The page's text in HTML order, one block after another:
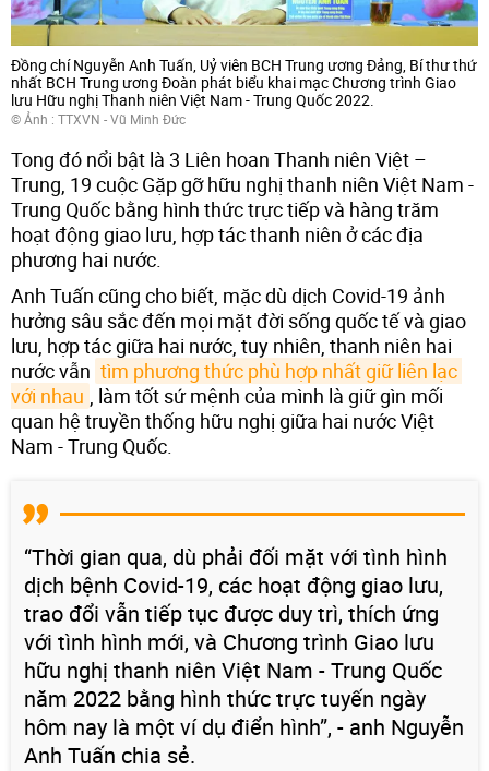
Đồng chí Nguyễn Anh Tuấn, Uỷ viên BCH Trung ương Đảng, Bí thư thứ
nhất BCH Trung ương Đoàn phát biểu khai mạc Chương trình Giao
lưu Hữu nghị Thanh niên Việt Nam - Trung Quốc 2022.
© Ảnh : TTXVN - Vũ Minh Đức
Tong đó nổi bật là 3 Liên hoan Thanh niên Việt –
Trung, 19 cuộc Gặp gỡ hữu nghị thanh niên Việt Nam -
Trung Quốc bằng hình thức trực tiếp và hàng trăm
hoạt động giao lưu, hợp tác thanh niên ở các địa
phương hai nước.
Anh Tuấn cũng cho biết, mặc dù dịch Covid-19 ảnh
hưởng sâu sắc đến mọi mặt đời sống quốc tế và giao
lưu, hợp tác giữa hai nước, tuy nhiên, thanh niên hai
nước vẫn tìm phương thức phù hợp nhất giữ liên lạc
với nhau
, làm tốt sứ mệnh của mình là giữ gìn mối
quan hệ truyền thống hữu nghị giữa hai nước Việt
Nam - Trung Quốc.
“Thời gian qua, dù phải đối mặt với tình hình
dịch bệnh Covid-19, các hoạt động giao lưu,
trao đổi vẫn tiếp tục được duy trì, thích ứng
với tình hình mới, và Chương trình Giao lưu
hữu nghị thanh niên Việt Nam - Trung Quốc
năm 2022 bằng hình thức trực tuyến ngày
hôm nay là một ví dụ điển hình”, - anh Nguyễn
Anh Tuấn chia sẻ.